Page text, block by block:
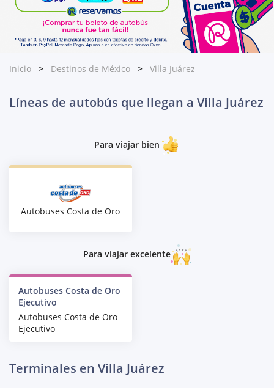
Inicio Destinos de México Villa Juárez
Líneas de autobús que llegan a Villa Juárez
Para viajar bien
Autobuses Costa de Oro
Para viajar excelente
Autobuses Costa de Oro
Ejecutivo
Autobuses Costa de Oro
Ejecutivo
Terminales en Villa Juárez